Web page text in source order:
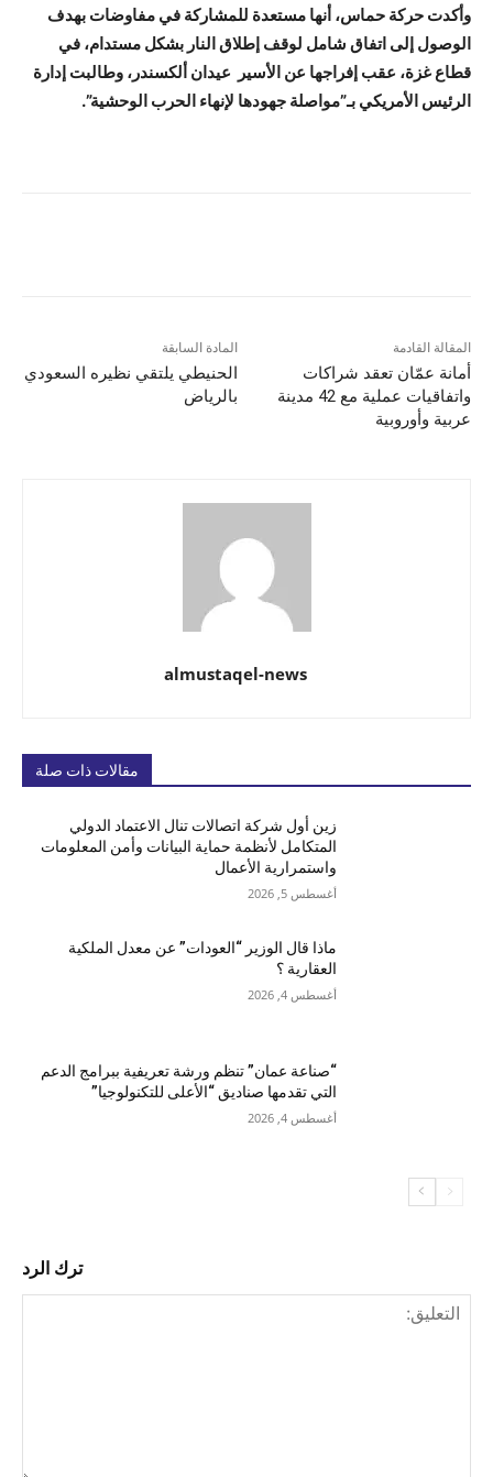
وأكدت حركة حماس، أنها مستعدة للمشاركة في مفاوضات بهدف
الوصول إلى اتفاق شامل لوقف إطلاق النار بشكل مستدام، في
قطاع غزة، عقب إفراجها عن الأسير عيدان ألكسندر، وطالبت إدارة
الرئيس الأمريكي بـ”مواصلة جهودها لإنهاء الحرب الوحشية”.
المادة السابقة
الحنيطي يلتقي نظيره السعودي
بالرياض
المقالة القادمة
أمانة عمّان تعقد شراكات
واتفاقيات عملية مع 42 مدينة
عربية وأوروبية
almustaqel-news
مقالات ذات صلة
زين أول شركة اتصالات تنال الاعتماد الدولي
المتكامل لأنظمة حماية البيانات وأمن المعلومات
واستمرارية الأعمال
أغسطس 5, 2026
ماذا قال الوزير “العودات” عن معدل الملكية
العقارية ؟
أغسطس 4, 2026
“صناعة عمان” تنظم ورشة تعريفية ببرامج الدعم
التي تقدمها صناديق “الأعلى للتكنولوجيا”
أغسطس 4, 2026
ترك الرد